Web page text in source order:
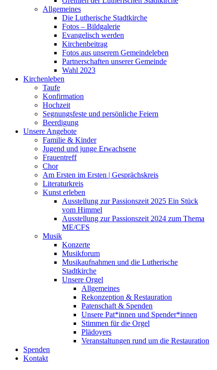
Allgemeines
Die Lutherische Stadtkirche
Fotos – Bildgalerie
Evangelisch werden
Kirchenbeitrag
Fotos aus unserem Gemeindeleben
Partnerschaften unserer Gemeinde
Wahl 2023
Kirchenleben
Taufe
Konfirmation
Hochzeit
Segnungsfeste und persönliche Feiern
Beerdigung
Unsere Angebote
Familie & Kinder
Jugend und junge Erwachsene
Frauentreff
Chor
Am Ersten im Ersten | Gesprächskreis
Literaturkreis
Kunst erleben
Ausstellung zur Passionszeit 2025 Ein Stück
vom Himmel
Ausstellung zur Passionszeit 2024 zum Thema
ME/CFS
Musik
Konzerte
Musikforum
Musikaufnahmen und die Lutherische
Stadtkirche
Unsere Orgel
Allgemeines
Rekonzeption & Restauration
Patenschaft & Spenden
Unsere Pat*innen und Spender*innen
Stimmen für die Orgel
Plädoyers
Veranstaltungen rund um die Restauration
Spenden
Kontakt